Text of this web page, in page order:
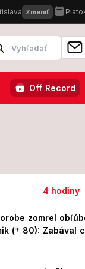
návnada!
Off Record
4 hodiny
zomrel
(† 80): Zabával